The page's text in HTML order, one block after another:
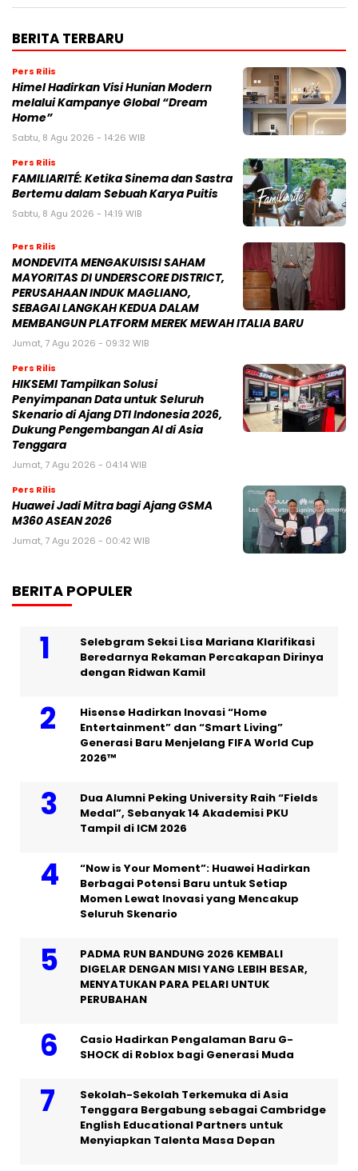
BERITA TERBARU
Pers Rilis
Himel Hadirkan Visi Hunian Modern
melalui Kampanye Global “Dream
Home”
Sabtu, 8 Agu 2026 - 14:26 WIB
Pers Rilis
FAMILIARITÉ: Ketika Sinema dan Sastra
Bertemu dalam Sebuah Karya Puitis
Sabtu, 8 Agu 2026 - 14:19 WIB
Pers Rilis
MONDEVITA MENGAKUISISI SAHAM
MAYORITAS DI UNDERSCORE DISTRICT,
PERUSAHAAN INDUK MAGLIANO,
SEBAGAI LANGKAH KEDUA DALAM
MEMBANGUN PLATFORM MEREK MEWAH ITALIA BARU
Jumat, 7 Agu 2026 - 09:32 WIB
Pers Rilis
HIKSEMI Tampilkan Solusi
Penyimpanan Data untuk Seluruh
Skenario di Ajang DTI Indonesia 2026,
Dukung Pengembangan AI di Asia
Tenggara
Jumat, 7 Agu 2026 - 04:14 WIB
Pers Rilis
Huawei Jadi Mitra bagi Ajang GSMA
M360 ASEAN 2026
Jumat, 7 Agu 2026 - 00:42 WIB
BERITA POPULER
Selebgram Seksi Lisa Mariana Klarifikasi
Beredarnya Rekaman Percakapan Dirinya
dengan Ridwan Kamil
Hisense Hadirkan Inovasi “Home
Entertainment” dan “Smart Living”
Generasi Baru Menjelang FIFA World Cup
2026™
Dua Alumni Peking University Raih “Fields
Medal”, Sebanyak 14 Akademisi PKU
Tampil di ICM 2026
“Now is Your Moment”: Huawei Hadirkan
Berbagai Potensi Baru untuk Setiap
Momen Lewat Inovasi yang Mencakup
Seluruh Skenario
PADMA RUN BANDUNG 2026 KEMBALI
DIGELAR DENGAN MISI YANG LEBIH BESAR,
MENYATUKAN PARA PELARI UNTUK
PERUBAHAN
Casio Hadirkan Pengalaman Baru G-
SHOCK di Roblox bagi Generasi Muda
Sekolah-Sekolah Terkemuka di Asia
Tenggara Bergabung sebagai Cambridge
English Educational Partners untuk
Menyiapkan Talenta Masa Depan